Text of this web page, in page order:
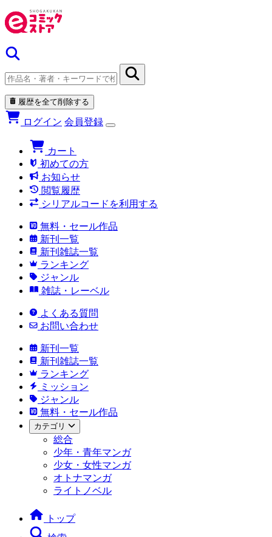
履歴を全て削除する
ログイン 会員登録
カート
初めての方
お知らせ
閲覧履歴
シリアルコードを利用する
無料・セール作品
新刊一覧
新刊雑誌一覧
ランキング
ジャンル
雑誌・レーベル
よくある質問
お問い合わせ
新刊一覧
新刊雑誌一覧
ランキング
ミッション
ジャンル
無料・セール作品
カテゴリ
総合
少年・青年マンガ
少女・女性マンガ
オトナマンガ
ライトノベル
トップ